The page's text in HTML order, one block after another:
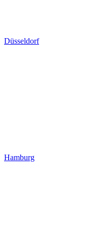
Düsseldorf
Hamburg